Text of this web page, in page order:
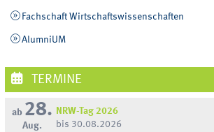
Fachschaft Wirtschaftswissenschaften
AlumniUM
TERMINE
ab 28.
Aug.
NRW-Tag 2026
bis 30.08.2026